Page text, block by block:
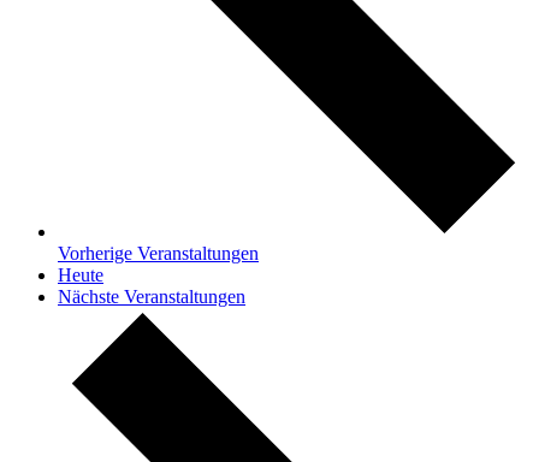
Vorherige Veranstaltungen
Heute
Nächste Veranstaltungen